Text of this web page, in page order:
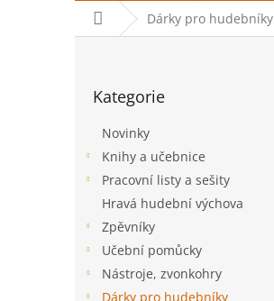
Domů Dárky pro hudebníky
kategorie
Kategorie
Novinky
Knihy a učebnice
Pracovní listy a sešity
Hravá hudební výchova
Zpěvníky
Učební pomůcky
Nástroje, zvonkohry
Dárky pro hudebníky